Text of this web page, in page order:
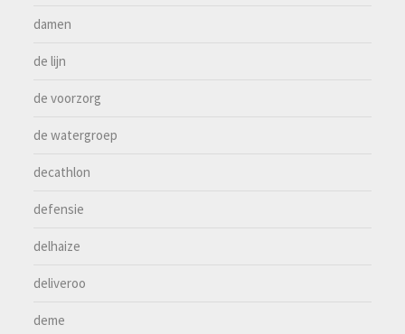
damen
de lijn
de voorzorg
de watergroep
decathlon
defensie
delhaize
deliveroo
deme